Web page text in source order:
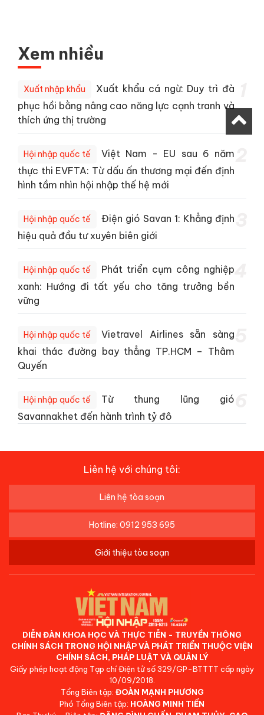
Xem nhiều
Xuất nhập khẩu
Xuất khẩu cá ngừ: Duy trì đà
phục hồi bằng nâng cao năng lực cạnh tranh và
thích ứng thị trường
Hội nhập quốc tế
Việt Nam - EU sau 6 năm
thực thi EVFTA: Từ dấu ấn thương mại đến định
hình tầm nhìn hội nhập thế hệ mới
Hội nhập quốc tế
Điện gió Savan 1: Khẳng định
hiệu quả đầu tư xuyên biên giới
Hội nhập quốc tế
Phát triển cụm công nghiệp
xanh: Hướng đi tất yếu cho tăng trưởng bền
vững
Hội nhập quốc tế
Vietravel Airlines sẵn sàng
khai thác đường bay thẳng TP.HCM – Thâm
Quyến
Hội nhập quốc tế
Từ thung lũng gió
Savannakhet đến hành trình tỷ đô
Liên hệ với chúng tôi:
Liên hệ tòa soạn
Hotline: 0912 953 695
Giới thiệu tòa soạn
DIỄN ĐÀN KHOA HỌC VÀ THỰC TIỄN - TRUYỀN THÔNG
CHÍNH SÁCH TRONG HỘI NHẬP VÀ PHÁT TRIỂN THUỘC VIỆN
CHÍNH SÁCH, PHÁP LUẬT VÀ QUẢN LÝ
Giấy phép hoạt động Tạp chí Điện tử số 329/GP-BTTTT cấp ngày
10/09/2018.
Tổng Biên tập: ĐOÀN MẠNH PHƯƠNG
Phó Tổng Biên tập: HOÀNG MINH TIẾN